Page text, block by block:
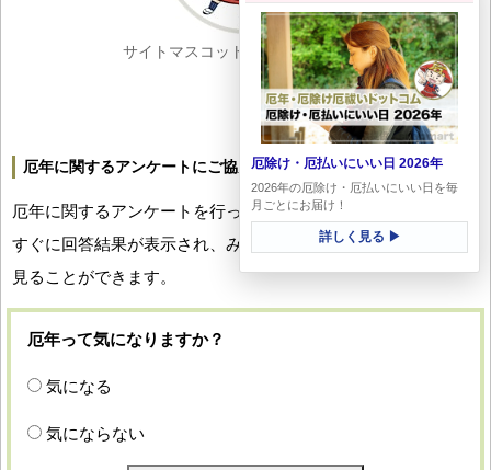
サイトマスコットキャラ：厄丸くん
厄年に関するアンケートにご協力ください
厄年に関するアンケートを行っています。回答していただくと
すぐに回答結果が表示され、みなさんの厄年への関心度合いを
見ることができます。
厄年って気になりますか？
気になる
気にならない
厄除け・厄払いにいい日 2026年
2026年の厄除け・厄払いにいい日を毎
月ごとにお届け！
詳しく見る ▶